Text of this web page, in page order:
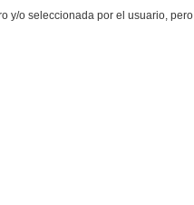
y/o seleccionada por el usuario,